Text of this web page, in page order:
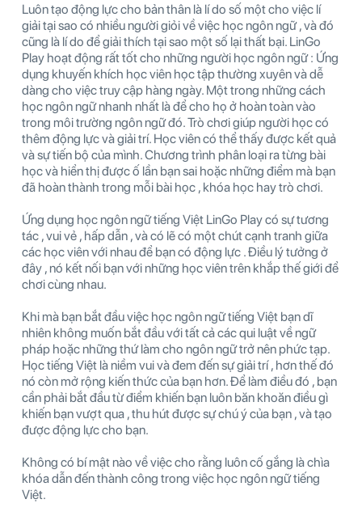
Luôn tạo động lực cho bản thân là lí do số một cho việc lí
giải tại sao có nhiều người giỏi về việc học ngôn ngữ , và đó
cũng là lí do để giải thích tại sao một số lại thất bại. LinGo
Play hoạt động rất tốt cho những người học ngôn ngữ : Ứng
dụng khuyến khích học viên học tập thường xuyên và dễ
dàng cho việc truy cập hàng ngày. Một trong những cách
học ngôn ngữ nhanh nhất là để cho họ ở hoàn toàn vào
trong môi trường ngôn ngữ đó. Trò chơi giúp người học có
thêm động lực và giải trí. Học viên có thể thấy được kết quả
và sự tiến bộ của mình. Chương trình phân loại ra từng bài
học và hiển thị được ố lần bạn sai hoặc những điểm mà bạn
đã hoàn thành trong mỗi bài học , khóa học hay trò chơi.
Ứng dụng học ngôn ngữ tiếng Việt LinGo Play có sự tương
tác , vui vẻ , hấp dẫn , và có lẽ có một chút cạnh tranh giữa
các học viên với nhau để bạn có động lực . Điều lý tưởng ở
đây , nó kết nối bạn với những học viên trên khắp thế giới để
chơi cùng nhau.
Khi mà bạn bắt đầu việc học ngôn ngữ tiếng Việt bạn dĩ
nhiên không muốn bắt đầu với tất cả các qui luật về ngữ
pháp hoặc những thứ làm cho ngôn ngữ trở nên phức tạp.
Học tiếng Việt là niềm vui và đem đến sự giải trí , hơn thế đó
nó còn mở rộng kiến thức của bạn hơn. Để làm điều đó , bạn
cần phải bắt đầu từ điểm khiến bạn luôn băn khoăn điều gì
khiến bạn vượt qua , thu hút được sự chú ý của bạn , và tạo
được động lực cho bạn.
Không có bí mật nào về việc cho rằng luôn cố gắng là chìa
khóa dẫn đến thành công trong việc học ngôn ngữ tiếng
Việt.